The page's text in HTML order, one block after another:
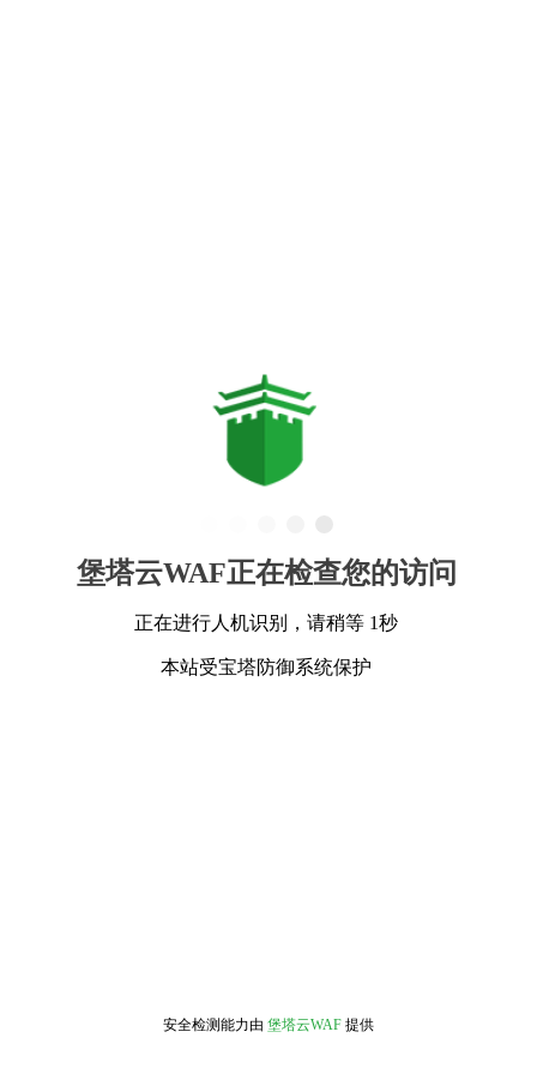
堡塔云WAF正在检查您的访问
正在进行人机识别，请稍等 1秒
本站受宝塔防御系统保护
安全检测能力由 堡塔云WAF 提供